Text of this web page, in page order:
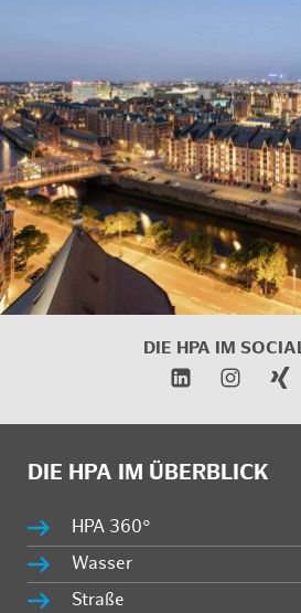
DIE HPA IM
DIE HPA IM ÜBERBLICK
HPA 360°
Wasser
Straße